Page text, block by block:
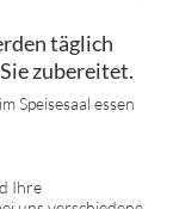
täglich
zubereitet.
Speisesaal essen
Ihre